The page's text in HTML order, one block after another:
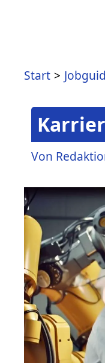
Start
Von